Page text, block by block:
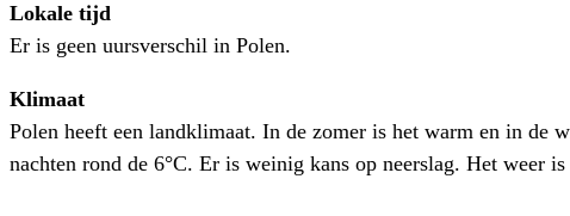
Lokale tijd
Er is geen uursverschil in Polen.
Klimaat
Polen heeft een landklimaat. In de zomer is het warm en in de
nachten rond de 6°C. Er is weinig kans op neerslag. Het weer